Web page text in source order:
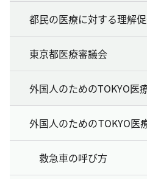
都民の医療に対する理解
東京都医療審議会
外国人のためのTOKYO医
外国人のためのTOKYO医
救急車の呼び方